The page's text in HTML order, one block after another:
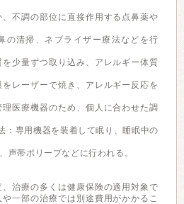
、不調の部位に直接作用する点鼻薬や
の清掃、ネブライザー療法などを行
を少量ずつ取り込み、アレルギー体質
をレーザーで焼き、アレルギー反応を
医療機器のため、個人に合わせた調
：専用機器を装着して眠り、睡眠中の
声帯ポリープなどに行われる。
治療の多くは健康保険の適用対象で
一部の治療では別途費用がかかるこ